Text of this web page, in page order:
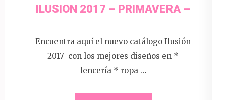
ILUSION 2017 – PRIMAVERA –
Encuentra aquí el nuevo catálogo Ilusión
2017 con los mejores diseños en *
lencería * ropa …